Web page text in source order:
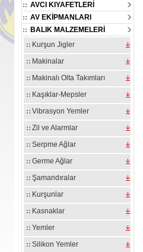
AVCI KIYAFETLERİ
AV EKİPMANLARI
BALIK MALZEMELERİ
Kurşun Jigler
Makinalar
Makinalı Olta Takımları
Kaşıklar-Mepsler
Vibrasyon Yemler
Zil ve Alarmlar
Serpme Ağlar
Germe Ağlar
Şamandıralar
Kurşunlar
Kasnaklar
Yemler
Silikon Yemler
Yem
Anason
TL
TL
Oskar Boili Yüzen Silikon Yem
20mm Yeşil Kan Kokulu-
Fiyatı :100.00 TL
%2Havale/EFT :98.00 TL
Kazancınız :2.00 TL